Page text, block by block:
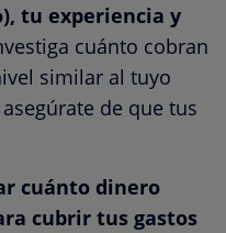
tu experiencia y
cuánto cobran
similar al tuyo
de que tus
cuánto dinero
cubrir tus gastos